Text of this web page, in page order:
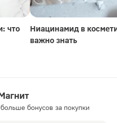
что
Ниацинамид в
важно знать
бонусов за покупки